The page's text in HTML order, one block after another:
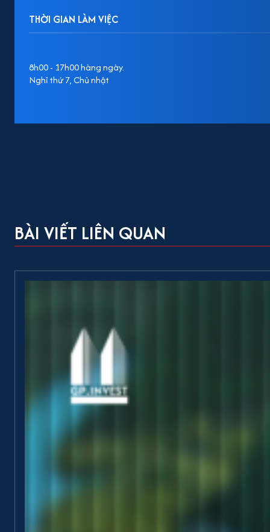
THỜI GIAN LÀM VIỆC
8h00 - 17h00 hàng ngày.
Nghỉ thứ 7, Chủ nhật
BÀI VIẾT LIÊN QUAN